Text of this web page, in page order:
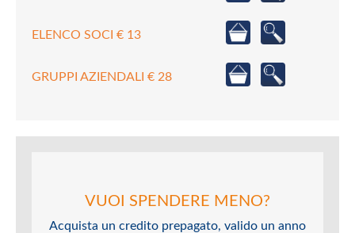
ELENCO SOCI € 13
GRUPPI AZIENDALI € 28
VUOI SPENDERE MENO?
Acquista un credito prepagato, valido un anno